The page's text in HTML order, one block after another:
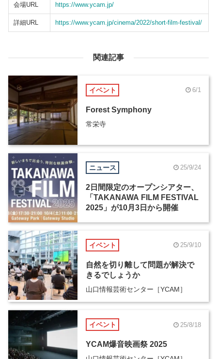
会場URL https://www.ycam.jp/
詳細URL https://www.ycam.jp/cinema/2022/short-film-festival/
関連記事
イベント 6/1
Forest Symphony
常栄寺
ニュース 25/9/24
2日間限定のオープンシアター、
「TAKANAWA FILM FESTIVAL
2025」が10月3日から開催
イベント 25/9/10
自然を切り離して問題が解決で
きるでしょうか
山口情報芸術センター［YCAM］
イベント 25/8/18
YCAM爆音映画祭 2025